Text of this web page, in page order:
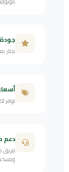
نوفر
دعم
فريق